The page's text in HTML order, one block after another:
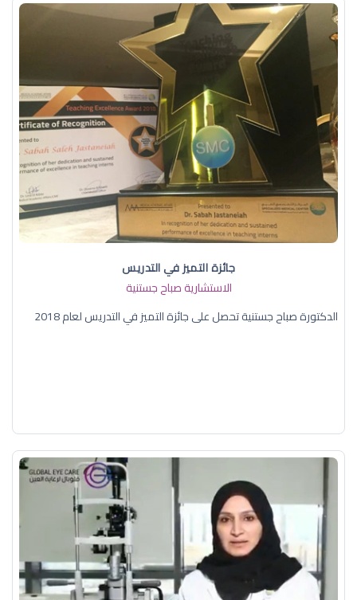
جائزة التميز في التدريس
الاستشارية صباح جستنية
الدكتورة صباح جستنية تحصل على جائزة التميز في التدريس لعام 2018